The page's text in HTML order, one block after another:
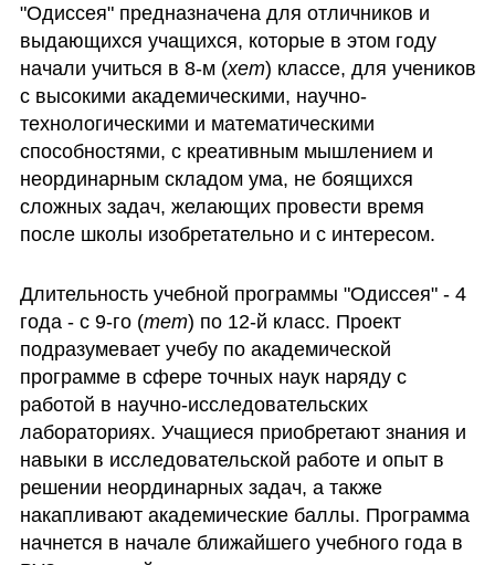
"Одиссея" предназначена для отличников и
выдающихся учащихся, которые в этом году
начали учиться в 8-м (хет) классе, для учеников
с высокими академическими, научно-
технологическими и математическими
способностями, с креативным мышлением и
неординарным складом ума, не боящихся
сложных задач, желающих провести время
после школы изобретательно и с интересом.
Длительность учебной программы "Одиссея" - 4
года - с 9-го (тет) по 12-й класс. Проект
подразумевает учебу по академической
программе в сфере точных наук наряду с
работой в научно-исследовательских
лабораториях. Учащиеся приобретают знания и
навыки в исследовательской работе и опыт в
решении неординарных задач, а также
накапливают академические баллы. Программа
начнется в начале ближайшего учебного года в